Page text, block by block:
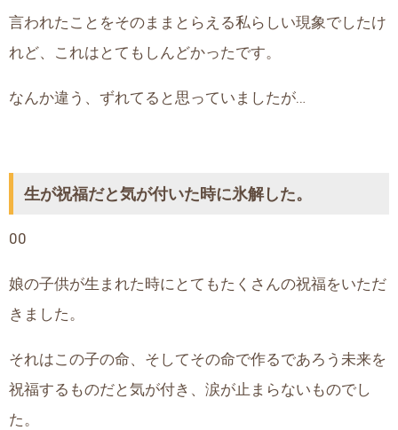
言われたことをそのままとらえる私らしい現象でしたけ
れど、これはとてもしんどかったです。
なんか違う、ずれてると思っていましたが…
生が祝福だと気が付いた時に氷解した。
00
娘の子供が生まれた時にとてもたくさんの祝福をいただ
きました。
それはこの子の命、そしてその命で作るであろう未来を
祝福するものだと気が付き、涙が止まらないものでし
た。